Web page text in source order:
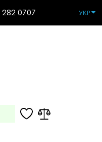
282 0707 УКР